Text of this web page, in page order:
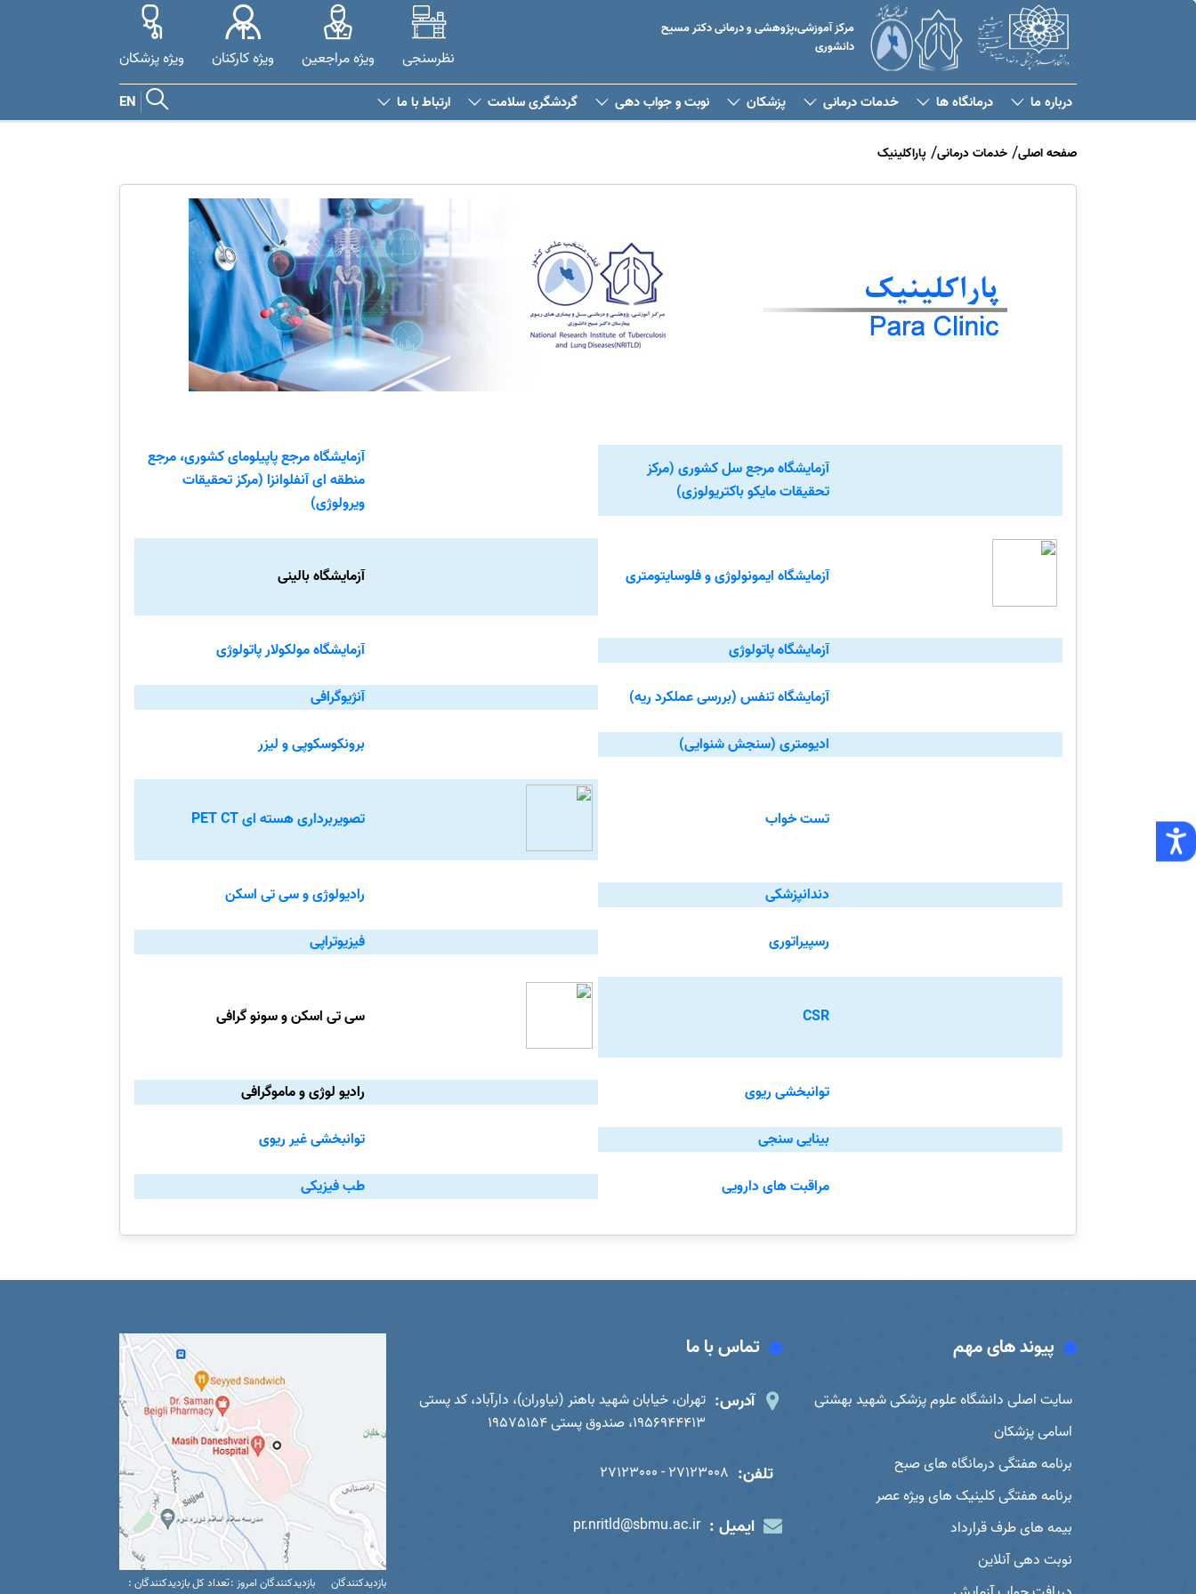
مرکز آموزشی،پژوهشی و درمانی دکتر مسیح
دانشوری
نظرسنجی ویژه مراجعین ویژه کارکنان ویژه پزشکان
درباره ما درمانگاه ها خدمات درمانی پزشکان نوبت و جواب دهی گردشگری سلامت ارتباط با ما EN
صفحه اصلی خدمات درمانی پاراکلینیک
آزمایشگاه مرجع سل کشوری (مرکز
تحقیقات مایکو باکتریولوزی)
آزمایشگاه مرجع پاپیلومای کشوری، مرجع
منطقه ای آنفلوانزا (مرکز تحقیقات
ویرولوژی)
آزمایشگاه ایمونولوژی وفلوسایتومتری آزمایشگاه بالینی
آزمایشگاه پاتولوژی آزمایشگاه مولکولار پاتولوژی
آزمایشگاه تنفس (بررسی عملکرد ریه) آنژیوگرافی
ادیومتری (سنجش شنوایی) برونکوسکوپی و لیزر
تست خواب تصویربرداری هسته ای PET CT
دندانپزشکی رادیولوژی و سی تی اسکن
رسپیراتوری فیزیوتراپی
CSR سی تی اسکن و سونو گرافی
توانبخشی ریوی رادیو لوژی و ماموگرافی
بینایی سنجی توانبخشی غیر ریوی
مراقبت های دارویی طب فیزیکی
پیوند های مهم
سایت اصلی دانشگاه علوم پزشکی شهید بهشتی
اسامی پزشکان
برنامه هفتگی درمانگاه های صبح
برنامه هفتگی کلینیک های ویژه عصر
بیمه های طرف قرارداد
نوبت دهی آنلاین
تماس با ما
آدرس: تهران، خیابان شهید باهنر (نیاوران)، دارآباد، کد پستی
1956944413، صندوق پستی 19575154
تلفن: 27123008 - 27123000
ایمیل : pr.nritld@sbmu.ac.ir
بازدیدکنندگان
بازدیدکنندگان امروز :تعداد کل بازدیدکنندگان :